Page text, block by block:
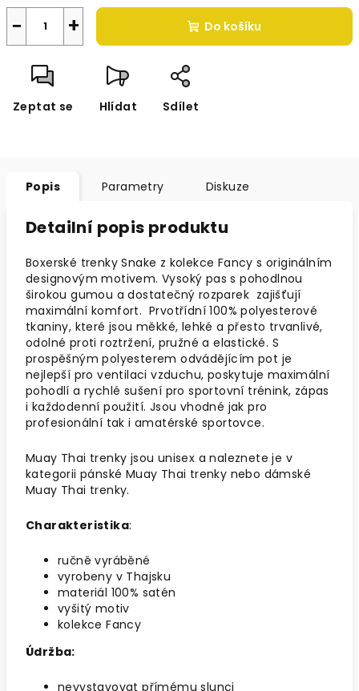
+
− Do košíku
Zeptat se Hlídat Sdílet
Popis Parametry Diskuze
Detailní popis produktu
Boxerské trenky Snake z kolekce Fancy s originálním
designovým motivem. Vysoký pas s pohodlnou
širokou gumou a dostatečný rozparek zajišťují
maximální komfort. Prvotřídní 100% polyesterové
tkaniny, které jsou měkké, lehké a přesto trvanlivé,
odolné proti roztržení, pružné a elastické. S
prospěšným polyesterem odvádějícím pot je
nejlepší pro ventilaci vzduchu, poskytuje maximální
pohodlí a rychlé sušení pro sportovní trénink, zápas
i každodenní použití. Jsou vhodné jak pro
profesionální tak i amatérské sportovce.
Muay Thai trenky jsou unisex a naleznete je v
kategorii pánské Muay Thai trenky nebo dámské
Muay Thai trenky.
Charakteristika:
ručně vyráběné
vyrobeny v Thajsku
materiál 100% satén
vyšitý motiv
kolekce Fancy
Údržba:
nevystavovat přímému slunci